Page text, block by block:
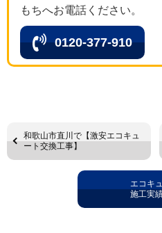
もちへお電話ください。
0120-377-910
和歌山市直川で【激安エコキュ
ート交換工事】
エコキ
施工実